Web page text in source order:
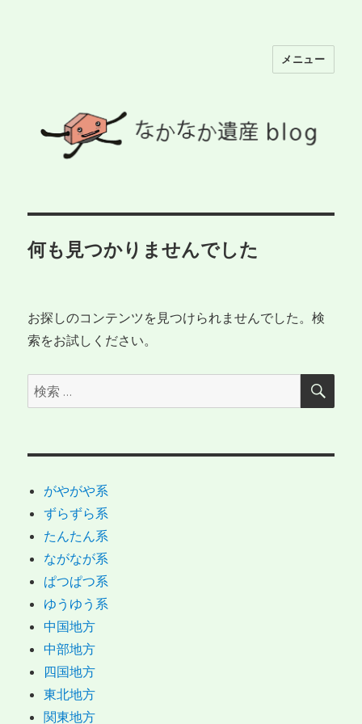
メニュー
何も見つかりませんでした
お探しのコンテンツを見つけられませんでした。検
索をお試しください。
検
索:
検
がやがや系
ずらずら系
たんたん系
ながなが系
ぱつぱつ系
ゆうゆう系
中国地方
中部地方
四国地方
東北地方
関東地方